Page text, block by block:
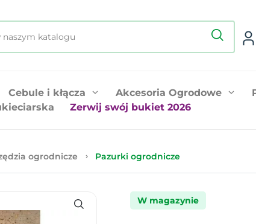
Cebule i kłącza Akcesoria Ogrodowe
Zerwij swój bukiet 2026
ogrodnicze Pazurki ogrodnicze
W magazynie